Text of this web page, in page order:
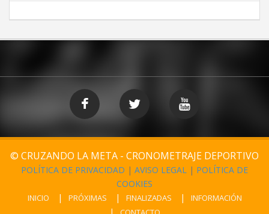
© CRUZANDO LA META - CRONOMETRAJE DEPORTIVO
POLÍTICA DE PRIVACIDAD | AVISO LEGAL | POLÍTICA DE
COOKIES
INICIO PRÓXIMAS FINALIZADAS
INFORMACIÓN